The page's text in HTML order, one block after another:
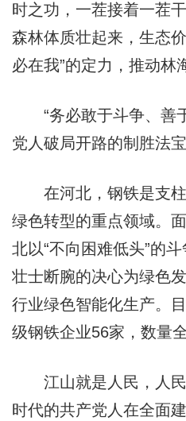
时之功，一茬接着一茬
森林体质壮起来，生态
必在我”的定力，推动林
“务必敢于斗争、善
党人破局开路的制胜法宝
在河北，钢铁是支
绿色转型的重点领域。
北以“不向困难低头”的
壮士断腕的决心为绿色
行业绿色智能化生产。
级钢铁企业56家，数量
江山就是人民，人
时代的共产党人在全面